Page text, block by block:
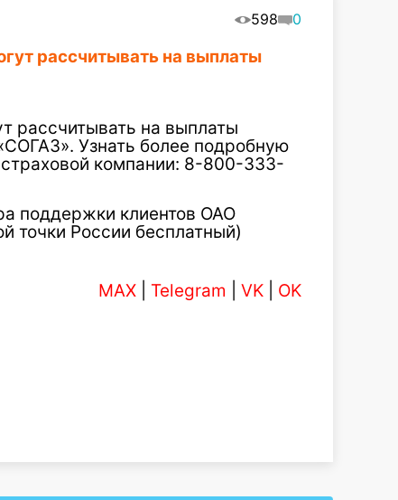
598 0
рассчитывать на выплаты
рассчитывать на выплаты
Узнать более подробную
компании: 8-800-333-
поддержки клиентов ОАО
России бесплатный)
MAX Telegram VK OK